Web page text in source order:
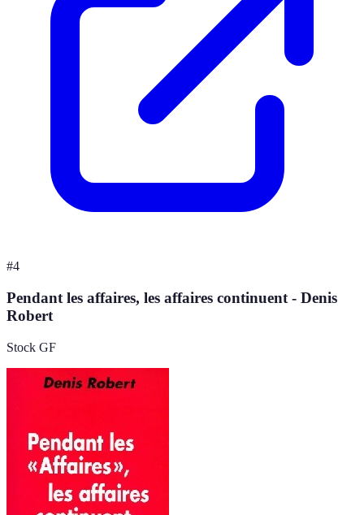
#4
Pendant les affaires, les affaires continuent - Denis
Robert
Stock GF